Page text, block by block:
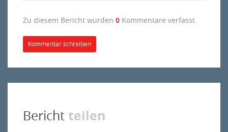
Zu diesem Bericht wurden 0 Kommentare verfasst.
Kommentar schreiben
Bericht teilen